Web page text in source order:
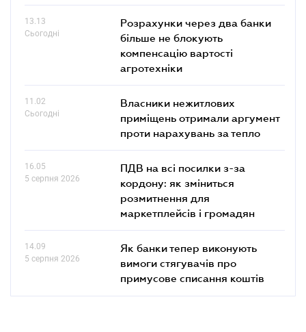
13.13
Сьогодні
Розрахунки через два банки
більше не блокують
компенсацію вартості
агротехніки
11.02
Сьогодні
Власники нежитлових
приміщень отримали аргумент
проти нарахувань за тепло
16.05
5 серпня 2026
ПДВ на всі посилки з-за
кордону: як зміниться
розмитнення для
маркетплейсів і громадян
14.09
5 серпня 2026
Як банки тепер виконують
вимоги стягувачів про
примусове списання коштів